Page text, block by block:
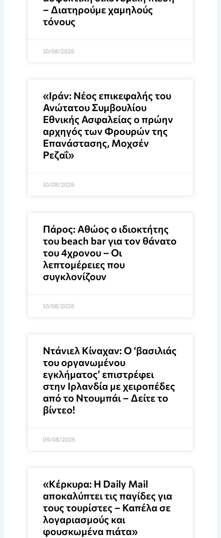
– Διατηρούμε χαμηλούς
τόνους
10/08/2026
«Ιράν: Νέος επικεφαλής του
Ανώτατου Συμβουλίου
Εθνικής Ασφαλείας ο πρώην
αρχηγός των Φρουρών της
Επανάστασης, Μοχσέν
Ρεζαΐ»
10/08/2026
Πάρος: Αθώος ο ιδιοκτήτης
του beach bar για τον θάνατο
του 4χρονου – Οι
λεπτομέρειες που
συγκλονίζουν
10/08/2026
Ντάνιελ Κίναχαν: Ο ‘βασιλιάς
του οργανωμένου
εγκλήματος’ επιστρέφει
στην Ιρλανδία με χειροπέδες
από το Ντουμπάι – Δείτε το
βίντεο!
09/08/2026
«Κέρκυρα: Η Daily Mail
αποκαλύπτει τις παγίδες για
τους τουρίστες – Καπέλα σε
λογαριασμούς και
φουσκωμένα πιάτα»